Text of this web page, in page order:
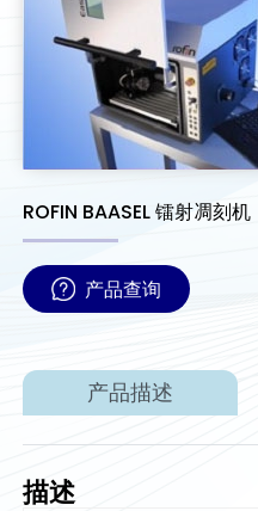
ROFIN BAASEL 镭射凋刻机
产品查询
产品描述
描述